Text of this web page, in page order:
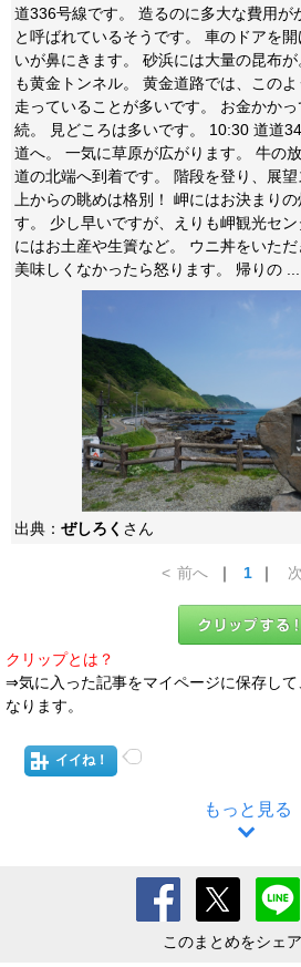
道336号線です。 造るのに多大な費用が
と呼ばれているそうです。 車のドアを
いが鼻にきます。 砂浜には大量の昆布
も黄金トンネル。 黄金道路では、この
走っていることが多いです。 お金かか
続。 見どころは多いです。 10:30 道道
道へ。 一気に草原が広がります。 牛の
道の北端へ到着です。 階段を登り、展望
上からの眺めは格別！ 岬にはお決まり
す。 少し早いですが、えりも岬観光セ
にはお土産や生簀など。 ウニ丼をいただ
美味しくなかったら怒ります。 帰りの ...
出典： ぜしろく さん
< 前へ ｜ 1 ｜
クリップとは？
⇒気に入った記事をマイページに保存し
なります。
イイね！
もっと見る
このまとめをシェ